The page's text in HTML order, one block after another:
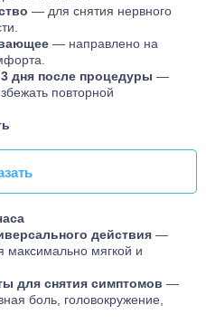
— для снятия нервного
— направлено на
дня после процедуры —
повторной
действия —
максимально мягкой и
для снятия симптомов —
боль, головокружение,